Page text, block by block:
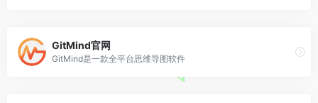
GitMind官网
GitMind是一款全平台思维导图软件